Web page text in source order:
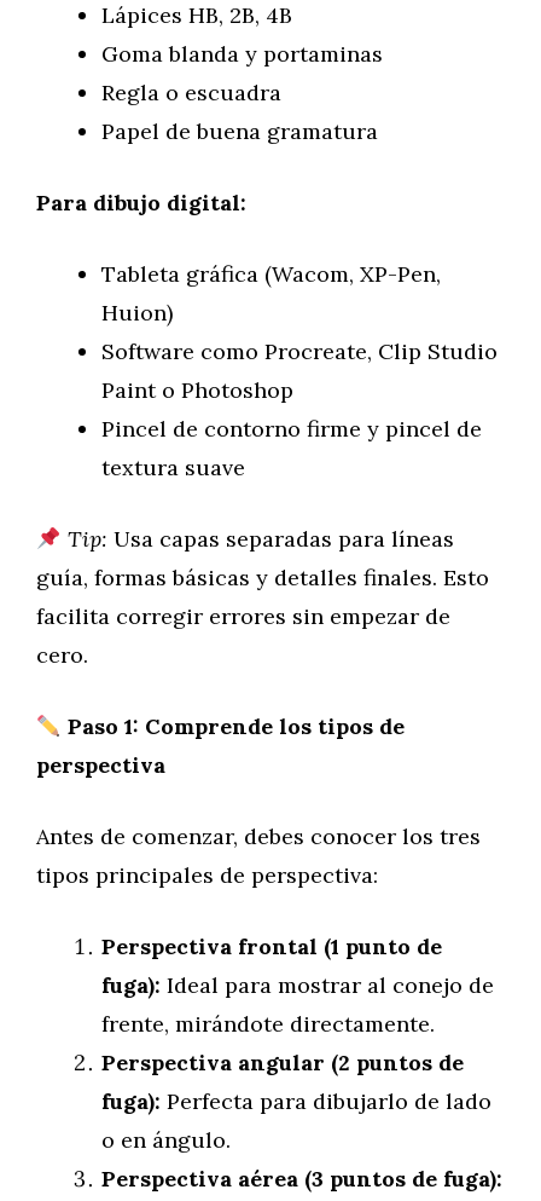
Lápices HB, 2B, 4B
Goma blanda y portaminas
Regla o escuadra
Papel de buena gramatura
Para dibujo digital:
Tableta gráfica (Wacom, XP-Pen,
Huion)
Software como Procreate, Clip Studio
Paint o Photoshop
Pincel de contorno firme y pincel de
textura suave
Tip: Usa capas separadas para líneas
guía, formas básicas y detalles finales. Esto
facilita corregir errores sin empezar de
cero.
Paso 1: Comprende los tipos de
perspectiva
Antes de comenzar, debes conocer los tres
tipos principales de perspectiva:
Perspectiva frontal (1 punto de
fuga): Ideal para mostrar al conejo de
frente, mirándote directamente.
Perspectiva angular (2 puntos de
fuga): Perfecta para dibujarlo de lado
o en ángulo.
Perspectiva aérea (3 puntos de fuga):